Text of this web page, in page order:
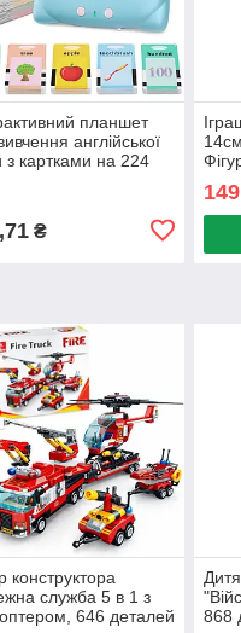
планшет
англійської
з картками на 224
₴
конструктора
служба 5 в 1 з
646 деталей
868